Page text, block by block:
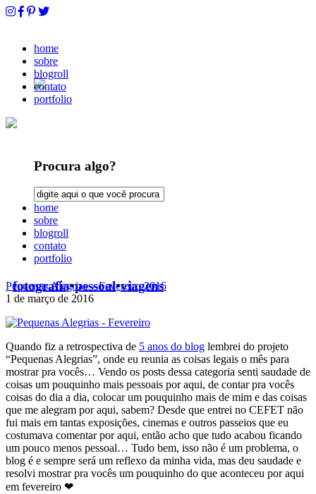
home
sobre
blogroll
contato
portfolio
Procura algo?
home
sobre
blogroll
contato
portfolio
fotografia•pessoal•viagens
Pequenas Alegrias – Fevereiro 2016
1 de março de 2016
Quando fiz a retrospectiva de 5 anos do blog lembrei do projeto
“Pequenas Alegrias”, onde eu reunia as coisas legais o mês para
mostrar pra vocês… Vendo os posts dessa categoria senti saudade de
coisas um pouquinho mais pessoais por aqui, de contar pra vocês
coisas do dia a dia, colocar um pouquinho mais de mim e das coisas
que me alegram por aqui, sabem? Desde que entrei no CEFET não
fui mais em tantas exposições, cinemas e outros passeios que eu
costumava comentar por aqui, então acho que tudo acabou ficando
um pouco menos pessoal… Tudo bem, isso não é um problema, o
blog é e sempre será um reflexo da minha vida, mas deu saudade e
resolvi mostrar pra vocês um pouquinho do que aconteceu por aqui
em fevereiro ❤